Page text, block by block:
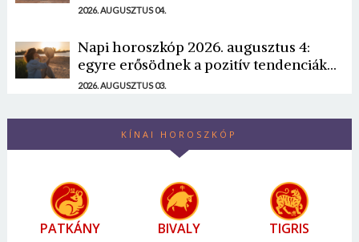
2026. AUGUSZTUS 04.
Napi horoszkóp 2026. augusztus 4:
egyre erősödnek a pozitív tendenciák...
2026. AUGUSZTUS 03.
KÍNAI HOROSZKÓP
PATKÁNY BIVALY TIGRIS